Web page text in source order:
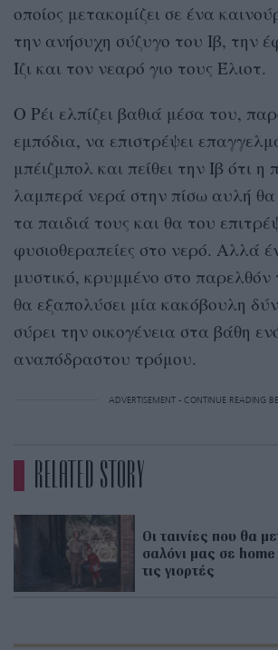
οποίος μετακομίζει σε ένα
την ανήσυχη σύζυγο του Ιβ, την
Ίζι και τον νεαρό γιο τους Έλιοτ.
Ο Ρέι ελπίζει βαθιά μέσα του,
εμπόδια, να επιστρέψει
μπέιζμπολ και πείθει την Ιβ ότι η
λαμπερά νερά στην πίσω αυλή θα
τα παιδιά τους και θα του
φυσιοθεραπείες στο νερό. Αλλά
μυστικό, κρυμμένο στο παρελθόν
θα εξαπολύσει μία κακόβουλη
σύρει την οικογένεια στα βάθη
αναπόδραστου τρόμου.
ADVERTISEMENT - CONTINUE READING
RELATED STORY
Οι ταινίες που θα
σαλόνι μας σε
τις γιορτές